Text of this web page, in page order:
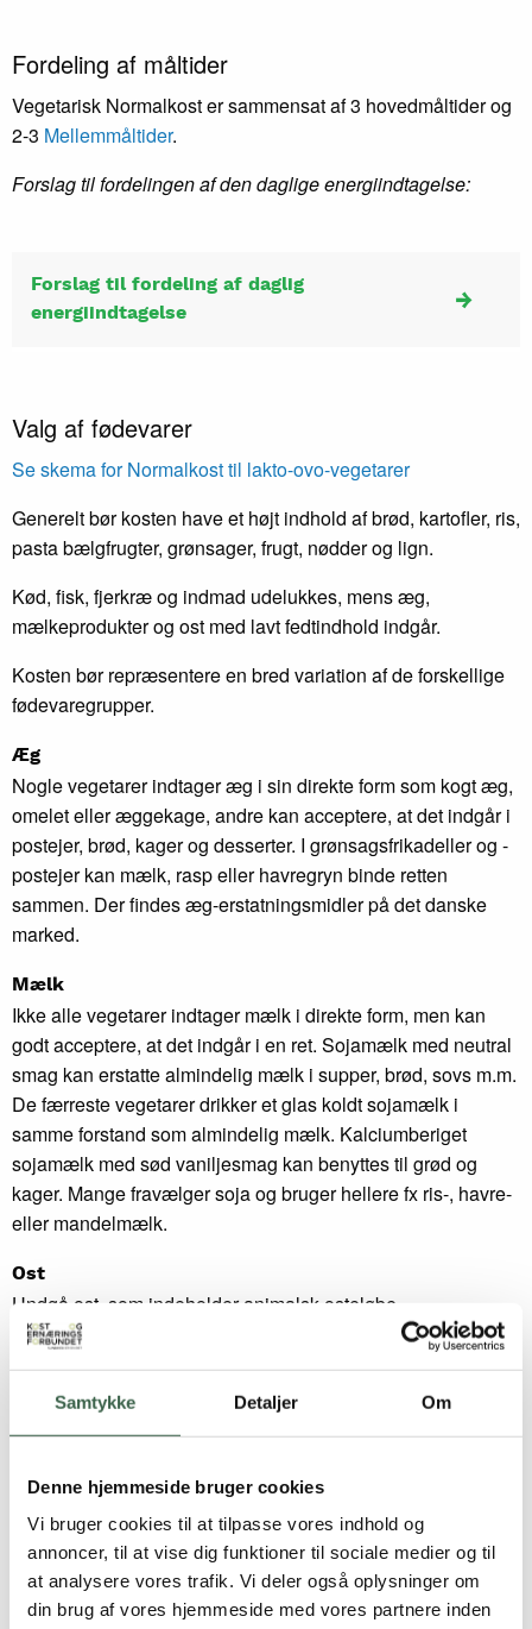
Samtykke Detaljer Om
Denne hjemmeside bruger cookies
Vi bruger cookies til at tilpasse vores indhold og
annoncer, til at vise dig funktioner til sociale medier og til
at analysere vores trafik. Vi deler også oplysninger om
din brug af vores hjemmeside med vores partnere inden
Fordeling af måltider
Vegetarisk Normalkost er sammensat af 3 hovedmåltider og
2-3 Mellemmåltider.
Forslag til fordelingen af den daglige energiindtagelse:
Forslag til fordeling af daglig
energiindtagelse
Valg af fødevarer
Se skema for Normalkost til lakto-ovo-vegetarer
Generelt bør kosten have et højt indhold af brød, kartofler, ris,
pasta bælgfrugter, grønsager, frugt, nødder og lign.
Kød, fisk, fjerkræ og indmad udelukkes, mens æg,
mælkeprodukter og ost med lavt fedtindhold indgår.
Kosten bør repræsentere en bred variation af de forskellige
fødevaregrupper.
Æg
Nogle vegetarer indtager æg i sin direkte form som kogt æg,
omelet eller æggekage, andre kan acceptere, at det indgår i
postejer, brød, kager og desserter. I grønsagsfrikadeller og -
postejer kan mælk, rasp eller havregryn binde retten
sammen. Der findes æg-erstatningsmidler på det danske
marked.
Mælk
Ikke alle vegetarer indtager mælk i direkte form, men kan
godt acceptere, at det indgår i en ret. Sojamælk med neutral
smag kan erstatte almindelig mælk i supper, brød, sovs m.m.
De færreste vegetarer drikker et glas koldt sojamælk i
samme forstand som almindelig mælk. Kalciumberiget
sojamælk med sød vaniljesmag kan benyttes til grød og
kager. Mange fravælger soja og bruger hellere fx ris-, havre-
eller mandelmælk.
Ost
Undgå ost, som indeholder animalsk osteløbe.
Se boks med Forslag til
Tilsætningsstoffer af animalsk oprindelse
En række fødevarer kan ikke indgå i Vegetar- eller
Veganerkost, fordi de indeholder produkter baseret på
svinekød, herunder gelatine eller tilsætningsstoffer, fx
fedtbaserede emulgatorer.